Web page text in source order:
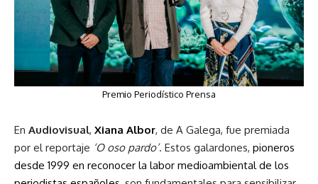
Premio Periodístico Prensa
En Audiovisual, Xiana Albor, de A Galega, fue premiada
por el reportaje ‘O oso pardo’. Estos galardones, pioneros
desde 1999 en reconocer la labor medioambiental de los